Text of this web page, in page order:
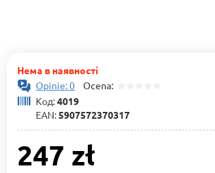
Нема в наявності
Opinie: 0 Ocena:
Код:4019
EAN:5907572370317
247 zł